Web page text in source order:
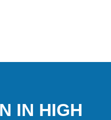
IN HIGH